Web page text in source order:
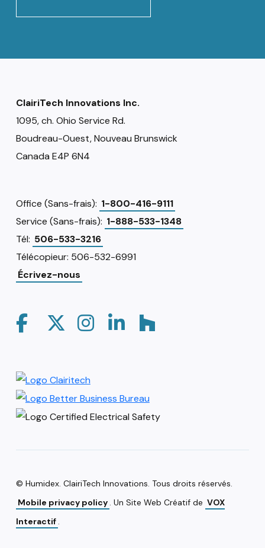
ClairiTech Innovations Inc.
1095, ch. Ohio Service Rd.
Boudreau-Ouest, Nouveau Brunswick
Canada E4P 6N4
Office (Sans-frais): 1-800-416-9111
Service (Sans-frais): 1-888-533-1348
Tél: 506-533-3216
Télécopieur: 506-532-6991
Écrivez-nous
© Humidex. ClairiTech Innovations. Tous droits réservés.
Mobile privacy policy . Un Site Web Créatif de VOX
Interactif .